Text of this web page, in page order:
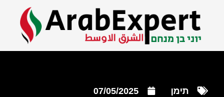
תימן 07/05/2025